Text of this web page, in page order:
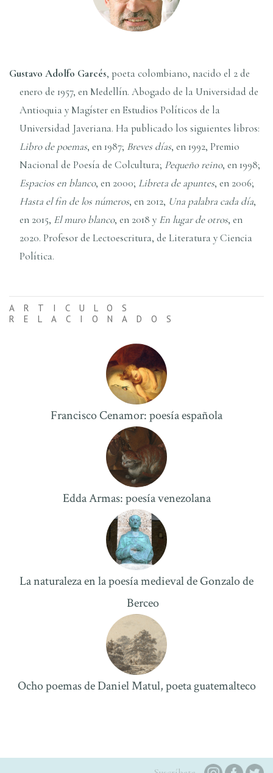
Gustavo Adolfo Garcés, poeta colombiano, nacido el 2 de
enero de 1957, en Medellí­n. Abogado de la Universidad de
Antioquia y Magí­ster en Estudios Polí­ticos de la
Universidad Javeriana. Ha publicado los siguientes libros:
Libro de poemas, en 1987; Breves dí­as, en 1992, Premio
Nacional de Poesí­a de Colcultura; Pequeño reino, en 1998;
Espacios en blanco, en 2000; Libreta de apuntes, en 2006;
Hasta el fin de los números, en 2012, Una palabra cada dí­a,
en 2015, El muro blanco, en 2018 y En lugar de otros, en
2020. Profesor de Lectoescritura, de Literatura y Ciencia
Polí­tica.
ARTICULOS
RELACIONADOS
Francisco Cenamor: poesí­a española
Edda Armas: poesí­a venezolana
La naturaleza en la poesí­a medieval de Gonzalo de
Berceo
Ocho poemas de Daniel Matul, poeta guatemalteco